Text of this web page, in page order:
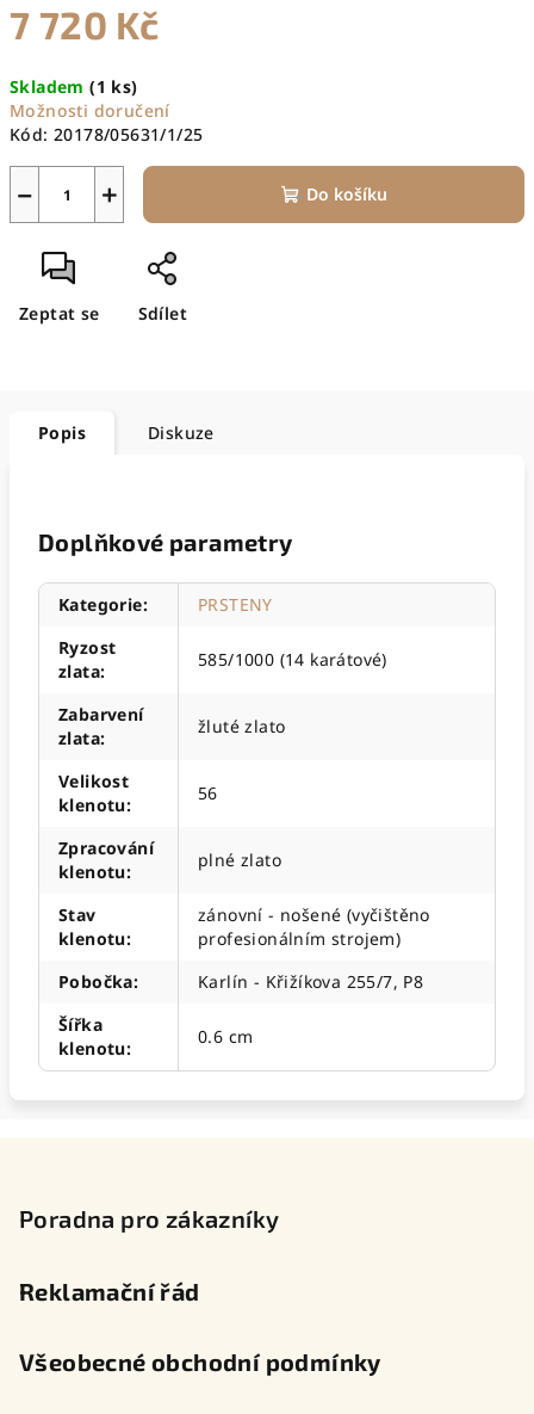
7 720 Kč
cena:
Skladem(1 ks)
Možnosti doručení
Kód: 20178/05631/1/25
+
− Do košíku
Zeptat se Sdílet
Popis Diskuze
Doplňkové parametry
Kategorie:
PRSTENY
Ryzost
zlata:
585/1000 (14 karátové)
Zabarvení
zlata:
žluté zlato
Velikost
klenotu:
56
Zpracování
klenotu:
plné zlato
Stav
klenotu:
zánovní - nošené (vyčištěno
profesionálním strojem)
Pobočka:
Karlín - Křižíkova 255/7, P8
Šířka
klenotu:
0.6 cm
Poradna pro zákazníky
Reklamační řád
Všeobecné obchodní podmínky